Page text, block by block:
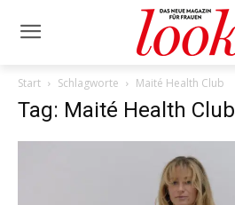
Start Schlagworte Maité Health Club
Tag: Maité Health Club